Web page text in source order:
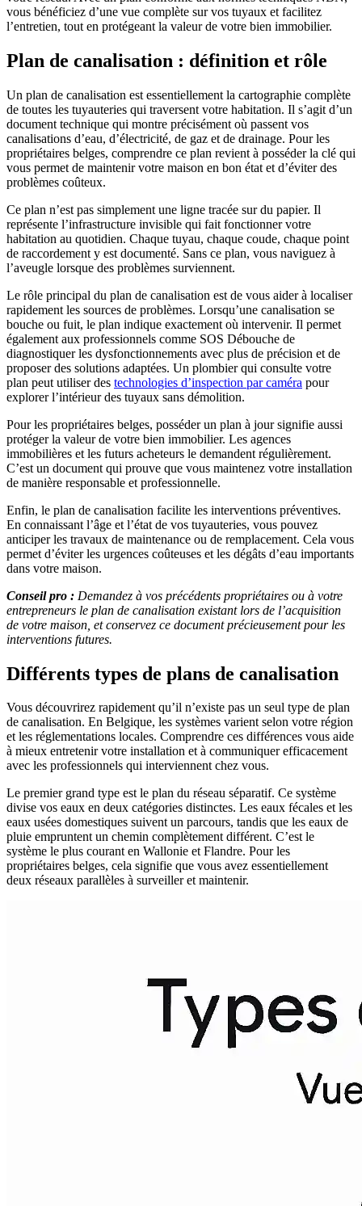
vous bénéficiez d’une vue complète sur vos tuyaux et facilitez
l’entretien, tout en protégeant la valeur de votre bien immobilier.
Plan de canalisation : définition et rôle
Un plan de canalisation est essentiellement la cartographie complète
de toutes les tuyauteries qui traversent votre habitation. Il s’agit d’un
document technique qui montre précisément où passent vos
canalisations d’eau, d’électricité, de gaz et de drainage. Pour les
propriétaires belges, comprendre ce plan revient à posséder la clé qui
vous permet de maintenir votre maison en bon état et d’éviter des
problèmes coûteux.
Ce plan n’est pas simplement une ligne tracée sur du papier. Il
représente l’infrastructure invisible qui fait fonctionner votre
habitation au quotidien. Chaque tuyau, chaque coude, chaque point
de raccordement y est documenté. Sans ce plan, vous naviguez à
l’aveugle lorsque des problèmes surviennent.
Le rôle principal du plan de canalisation est de vous aider à localiser
rapidement les sources de problèmes. Lorsqu’une canalisation se
bouche ou fuit, le plan indique exactement où intervenir. Il permet
également aux professionnels comme SOS Débouche de
diagnostiquer les dysfonctionnements avec plus de précision et de
proposer des solutions adaptées. Un plombier qui consulte votre
plan peut utiliser des technologies d’inspection par caméra pour
explorer l’intérieur des tuyaux sans démolition.
Pour les propriétaires belges, posséder un plan à jour signifie aussi
protéger la valeur de votre bien immobilier. Les agences
immobilières et les futurs acheteurs le demandent régulièrement.
C’est un document qui prouve que vous maintenez votre installation
de manière responsable et professionnelle.
Enfin, le plan de canalisation facilite les interventions préventives.
En connaissant l’âge et l’état de vos tuyauteries, vous pouvez
anticiper les travaux de maintenance ou de remplacement. Cela vous
permet d’éviter les urgences coûteuses et les dégâts d’eau importants
dans votre maison.
Conseil pro : Demandez à vos précédents propriétaires ou à votre
entrepreneurs le plan de canalisation existant lors de l’acquisition
de votre maison, et conservez ce document précieusement pour les
interventions futures.
Différents types de plans de canalisation
Vous découvrirez rapidement qu’il n’existe pas un seul type de plan
de canalisation. En Belgique, les systèmes varient selon votre région
et les réglementations locales. Comprendre ces différences vous aide
à mieux entretenir votre installation et à communiquer efficacement
avec les professionnels qui interviennent chez vous.
Le premier grand type est le plan du réseau séparatif. Ce système
divise vos eaux en deux catégories distinctes. Les eaux fécales et les
eaux usées domestiques suivent un parcours, tandis que les eaux de
pluie empruntent un chemin complètement différent. C’est le
système le plus courant en Wallonie et Flandre. Pour les
propriétaires belges, cela signifie que vous avez essentiellement
deux réseaux parallèles à surveiller et maintenir.